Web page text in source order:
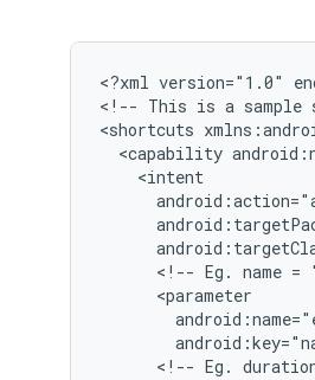
<?xml version="1.0"
< !-- This is a sample
<shortcuts
<capability
    <intent
<!-- Eg. name =
      <parameter
<!-- Eg.